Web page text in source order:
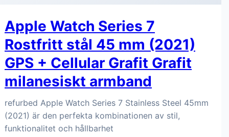
Apple Watch Series 7
Rostfritt stål 45 mm (2021)
GPS + Cellular Grafit Grafit
milanesiskt armband
refurbed Apple Watch Series 7 Stainless Steel 45mm
(2021) är den perfekta kombinationen av stil,
funktionalitet och hållbarhet